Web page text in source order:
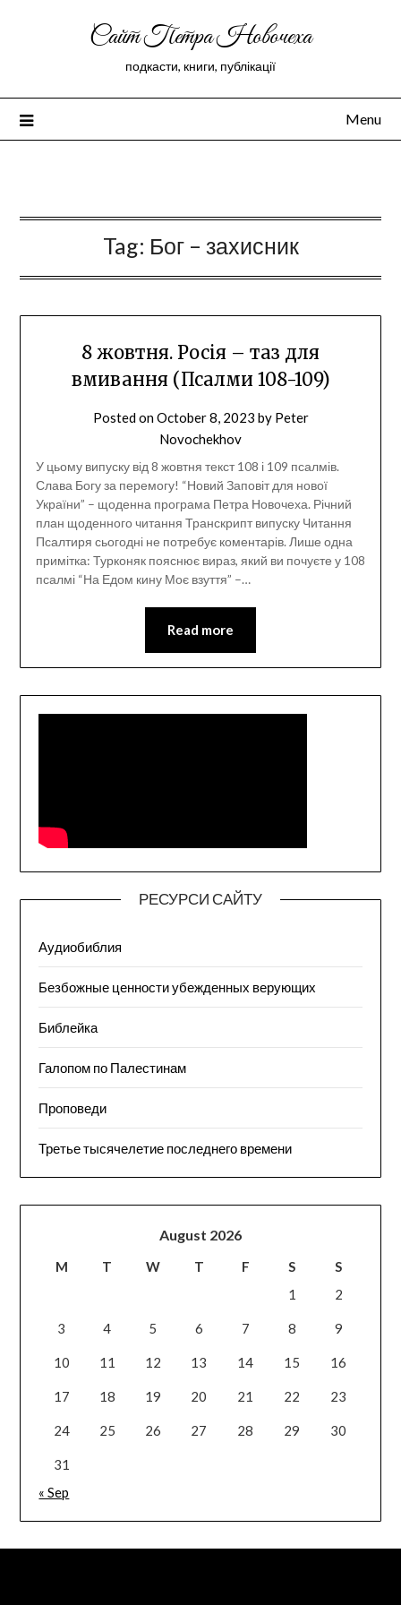
Сайт Петра Новочеха
подкасти, книги, публікації
Menu
Tag: Бог – захисник
8 жовтня. Росія – таз для
вмивання (Псалми 108-109)
Posted onOctober 8, 2023 by Peter
Novochekhov
У цьому випуску від 8 жовтня текст 108 і 109 псалмів.
Слава Богу за перемогу! “Новий Заповіт для нової
України” – щоденна програма Петра Новочеха. Річний
план щоденного читання Транскрипт випуску Читання
Псалтиря сьогодні не потребує коментарів. Лише одна
примітка: Турконяк пояснює вираз, який ви почуєте у 108
псалмі “На Едом кину Моє взуття” –…
Read more
РЕСУРСИ САЙТУ
Аудиобиблия
Безбожные ценности убежденных верующих
Библейка
Галопом по Палестинам
Проповеди
Третье тысячелетие последнего времени
August 2026
M T W T F S
S
1
2
3 4 5 6 7 8 9
10 11 12 13 14 15 16
17 18 19 20 21 22 23
24 25 26 27 28 29 30
31
« Sep